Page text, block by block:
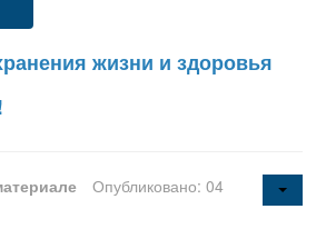
жизни и здоровья
Опубликовано: 04